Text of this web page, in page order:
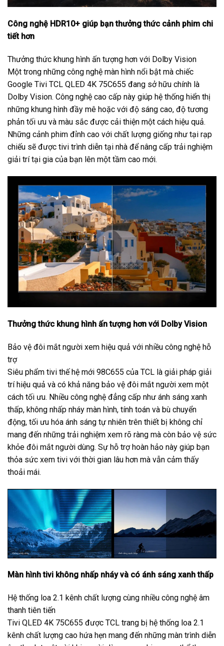
Công nghệ HDR10+ giúp bạn thưởng thức cảnh phim chi
tiết hơn
Thưởng thức khung hình ấn tượng hơn với Dolby Vision
Một trong những công nghệ màn hình nổi bật mà chiếc
Google Tivi TCL QLED 4K 75C655 đang sở hữu chính là
Dolby Vision. Công nghệ cao cấp này giúp hệ thống hiển thị
những khung hình đầy mê hoặc với độ sáng cao, độ tương
phản tối ưu và màu sắc được cải thiện một cách hiệu quả.
Những cảnh phim đỉnh cao với chất lượng giống như tại rạp
chiếu sẽ được tivi trình diễn tại nhà để nâng cấp trải nghiệm
giải trí tại gia của bạn lên một tầm cao mới.
Thưởng thức khung hình ấn tượng hơn với Dolby Vision
Bảo vệ đôi mắt người xem hiệu quả với nhiều công nghệ hỗ
trợ
Siêu phẩm tivi thế hệ mới 98C655 của TCL là giải pháp giải
trí hiệu quả và có khả năng bảo vệ đôi mắt người xem một
cách tối ưu. Nhiều công nghệ đẳng cấp như ánh sáng xanh
thấp, không nhấp nháy màn hình, tính toán và bù chuyển
động, tối ưu hóa ánh sáng tự nhiên trên thiết bị không chỉ
mang đến những trải nghiệm xem rõ ràng mà còn bảo vệ sức
khỏe đôi mắt người dùng. Sự hỗ trợ hoàn hảo này giúp bạn
thỏa sức xem tivi với thời gian lâu hơn mà vẫn cảm thấy
thoải mái.
Màn hình tivi không nhấp nháy và có ánh sáng xanh thấp
Hệ thống loa 2.1 kênh chất lượng cùng nhiều công nghệ âm
thanh tiên tiến
Tivi QLED 4K 75C655 được TCL trang bị hệ thống loa 2.1
kênh chất lượng cao hứa hẹn mang đến những màn trình diễn